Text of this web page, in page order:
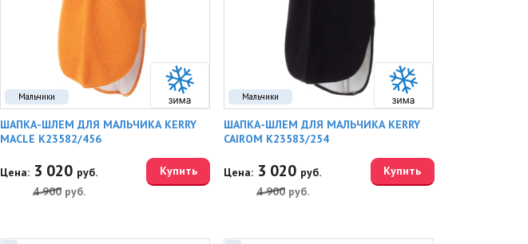
Мальчики
ШАПКА-ШЛЕМ ДЛЯ МАЛЬЧИКА KERRY
MACLE K23582/456
Цена:3 020 руб.
4 900 руб.
Купить
Мальчики
ШАПКА-ШЛЕМ ДЛЯ МАЛЬЧИКА KERRY
CAIROM K23583/254
Цена: 3 020 руб.
4 900 руб.
Купить